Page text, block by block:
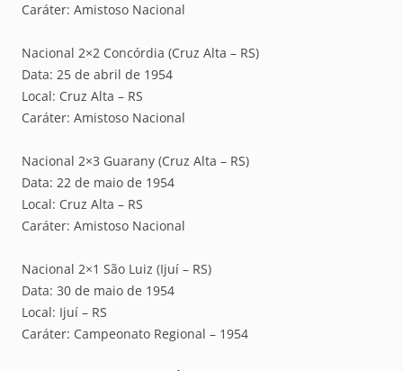
Caráter: Amistoso Nacional
Nacional 2×2 Concórdia (Cruz Alta – RS)
Data: 25 de abril de 1954
Local: Cruz Alta – RS
Caráter: Amistoso Nacional
Nacional 2×3 Guarany (Cruz Alta – RS)
Data: 22 de maio de 1954
Local: Cruz Alta – RS
Caráter: Amistoso Nacional
Nacional 2×1 São Luiz (Ijuí – RS)
Data: 30 de maio de 1954
Local: Ijuí – RS
Caráter: Campeonato Regional – 1954